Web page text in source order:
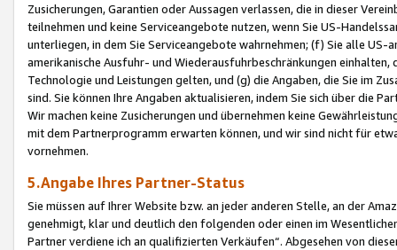
Zusicherungen, Garantien oder Aussagen verlassen, die in dieser
teilnehmen und keine Serviceangebote nutzen, wenn Sie US-
unterliegen, in dem Sie Serviceangebote wahrnehmen; (f) Sie alle
amerikanische Ausfuhr- und Wiederausfuhrbeschränkungen
Technologie und Leistungen gelten, und (g) die Angaben, die Sie im
sind. Sie können Ihre Angaben aktualisieren, indem Sie sich über die
Wir machen keine Zusicherungen und übernehmen keine
mit dem Partnerprogramm erwarten können, und wir sind nicht für
vornehmen.
5.Angabe Ihres Partner-Status
Sie müssen auf Ihrer Website bzw. an jeder anderen Stelle, an der
genehmigt, klar und deutlich den folgenden oder einen im
Partner verdiene ich an qualifizierten Verkäufen“. Abgesehen von